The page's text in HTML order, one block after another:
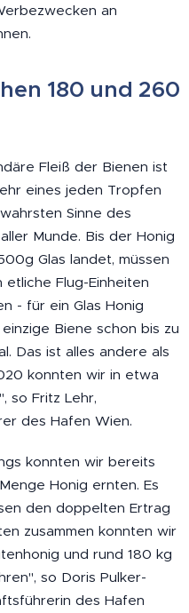
an
180 und 260
Fleiß der Bienen ist
eines jeden Tropfen
Sinne des
Munde. Bis der Honig
Glas landet, müssen
etliche Flug-Einheiten
- für ein Glas Honig
Biene schon bis zu
Das ist alles andere als
konnten wir in etwa
so Fritz Lehr,
des Hafen Wien.
konnten wir bereits
Honig ernten. Es
den doppelten Ertrag
zusammen konnten wir
und rund 180 kg
so Doris Pulker-
des Hafen